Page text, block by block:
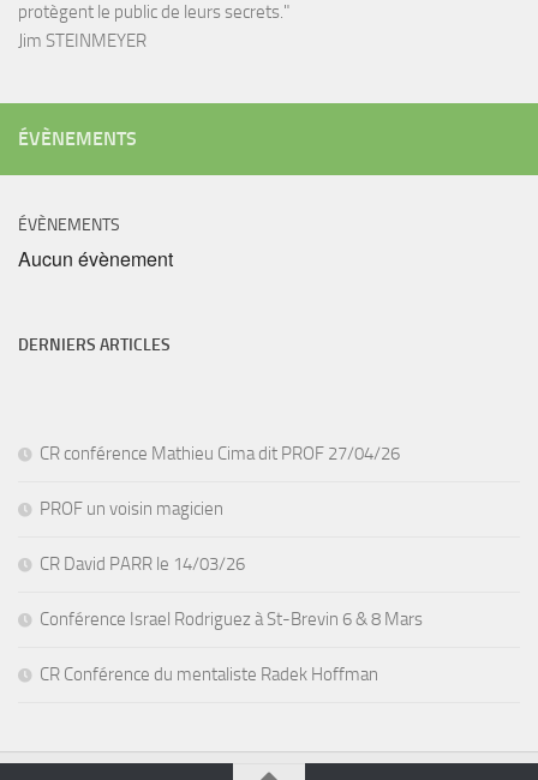
protègent le public de leurs secrets."
Jim STEINMEYER
ÉVÈNEMENTS
ÉVÈNEMENTS
Aucun évènement
DERNIERS ARTICLES
CR conférence Mathieu Cima dit PROF 27/04/26
PROF un voisin magicien
CR David PARR le 14/03/26
Conférence Israel Rodriguez à St-Brevin 6 & 8 Mars
CR Conférence du mentaliste Radek Hoffman